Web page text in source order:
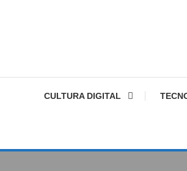
CULTURA DIGITAL